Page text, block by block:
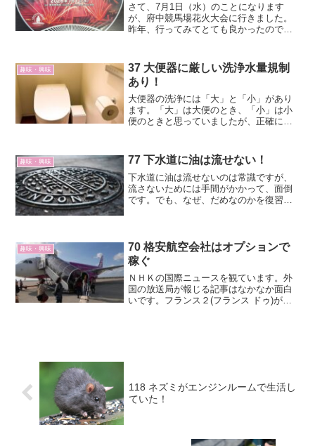
さて、7月1日（水）のことになります
が、府中競馬場花火大会に行きました。
昨年、行ってみてとても良かったので連
火大会の特徴は、花火に合わせてガンガ
ンと音楽が流れることです。曲に合わせ
てタイミングよく打ち上げられるので、
好きなアーチストであれば花火とコンサ
ートの両方を楽しんだ感じにもなりま
す。
趣味・興味
37 大便器に厳しい洗浄水量規制
あり！
大便器の洗浄には「大」と「小」があり
ます。「大」は大便のとき、「小」は小
便のときと思っていましたが、正確には
ます。「小」はいつ使うのか？流す固形
物が少ないというのは小便...
趣味・興味 77 下水道に油は流せない！
下水道に油は流せないのは常識ですが、
流さないためには手間がかかって、面倒
です。でも、なぜ、だめなのかを復習す
趣味・興味
70 格安航空会社はオプションで
稼ぐ
ＮＨＫの国際ニュースを観ています。外
国の放送局が報じる記事はなかなか面白
いです。フランス２(フランス ドゥ)が格
118 ネズミがエンジンルームで生活し
ていた！